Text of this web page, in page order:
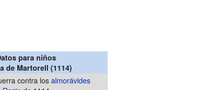
para niños
de Martorell (1114)
contra losalmorávides